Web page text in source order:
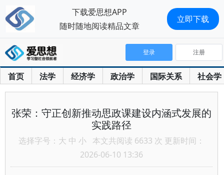
首页 法学 经济学 政治学 国际关系 社会学
登录 注册
张荣：守正创新推动思政课建设内涵式发展的
实践路径
选择字号： 大 中 小 本文共阅读 6633 次 更新时间：
2026-06-10 13:36
下载爱思想APP
随时随地阅读精品文章
立即下载